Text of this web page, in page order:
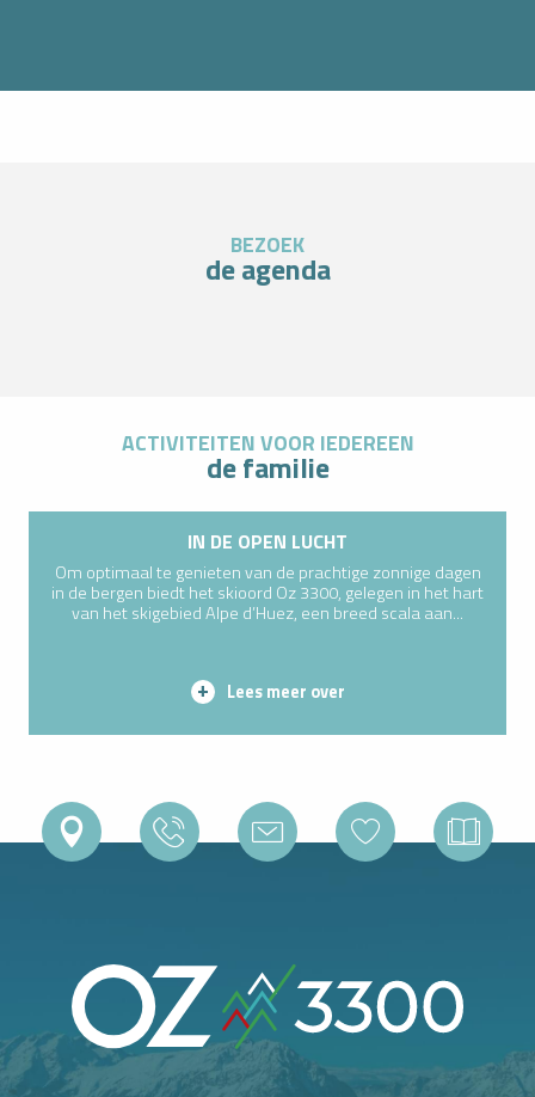
BEZOEK
de agenda
SKITOCHTEN DOOR DE GRANDES ROUSSES
ACTIVITEITEN VOOR IEDEREEN
de familie
IN DE OPEN LUCHT
Om optimaal te genieten van de prachtige zonnige dagen
in de bergen biedt het skioord Oz 3300, gelegen in het hart
van het skigebied Alpe d’Huez, een breed scala aan...
Lees meer over